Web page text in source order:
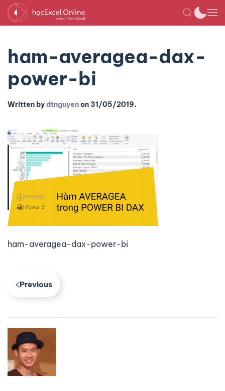
ham-averagea-dax-
power-bi
Written bydtnguyenon 31/05/2019.
ham-averagea-dax-power-bi
Previous